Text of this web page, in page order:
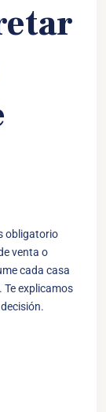
obligatorio
venta o
cada casa
Te explicamos